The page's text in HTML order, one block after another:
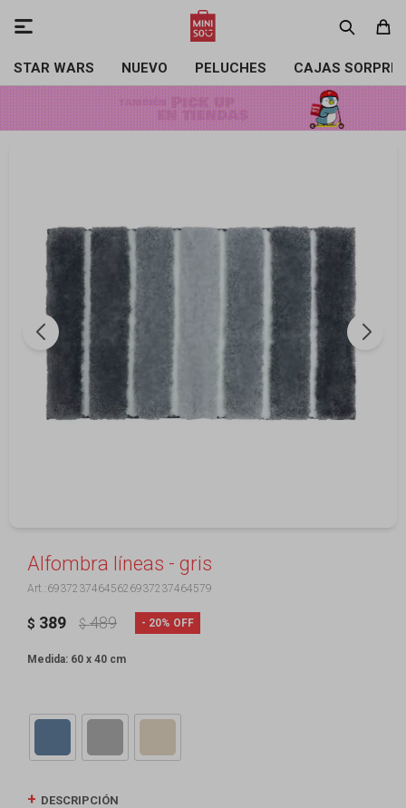
STAR WARS NUEVO PELUCHES CAJAS

Alfombra líneas - gris
69372374645626937237464579
$ 389 $ 489 20
Medida: 60 x 40 cm
DESCRIPCIÓN